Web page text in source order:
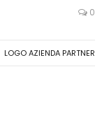
0
LOGO AZIENDA PARTNER